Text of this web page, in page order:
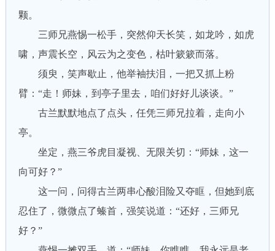
颗。
三师兄燕惕一松手，突然仰天长笑，如龙吟，如虎
啸，声震长空，风云为之变色，枯叶簌簌而落。
须臾，笑声歇止，他举袖扶泪，一把又抓上粉
臂：“走！师妹，到亭子里去，咱们好好儿谈谈。”
古兰默默地点了点头，任凭三师兄拉着，走向小
亭。
坐定，燕三爷虎目凝视、无限关切：“师妹，这一
向可好？”
这一问，问得古兰两串心酸泪险又夺眶，但她到底
忍住了，微微点了螓首，强笑说道：“还好，三师兄
好？”